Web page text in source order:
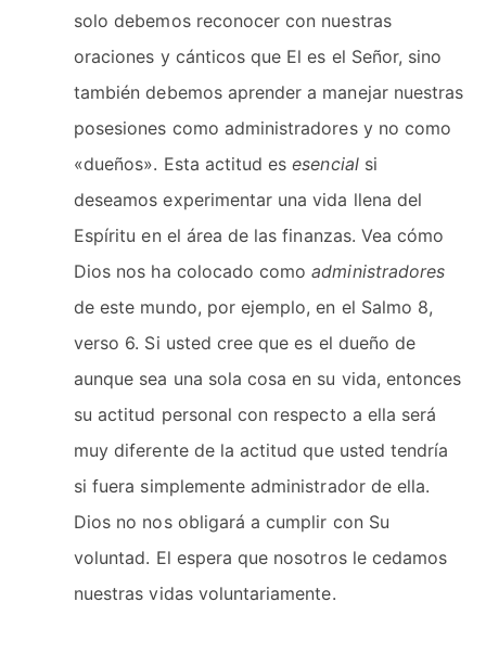
solo debemos reconocer con nuestras
oraciones y cánticos que El es el Señor, sino
también debemos aprender a manejar nuestras
posesiones como administradores y no como
«dueños». Esta actitud esesencialsi
deseamos experimentar una vida llena del
Espíritu en el área de las finanzas. Vea cómo
Dios nos ha colocado comoadministradores
de este mundo, por ejemplo, en el Salmo 8,
verso 6. Si usted cree que es el dueño de
aunque sea una sola cosa en su vida, entonces
su actitud personal con respecto a ella será
muy diferente de la actitud que usted tendría
si fuera simplemente administrador de ella.
Dios no nos obligará a cumplir con Su
voluntad. El espera que nosotros le cedamos
nuestras vidas voluntariamente.